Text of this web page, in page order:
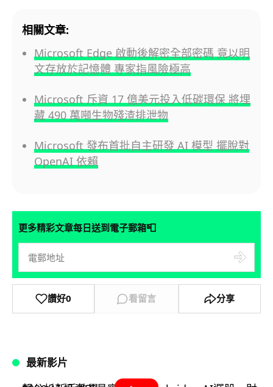
相關文章:
Microsoft Edge 啟動後解密全部密碼 竟以明
文存放於記憶體 專家指風險極高
Microsoft 斥資 17 億美元投入低碳環保 將埋
藏 490 萬噸生物殘渣排泄物
Microsoft 發布首批自主研發 AI 模型 擺脫對
OpenAI 依賴
更多精彩文章每日送到電子郵箱📮
讚好0 看留言 分享
最新影片